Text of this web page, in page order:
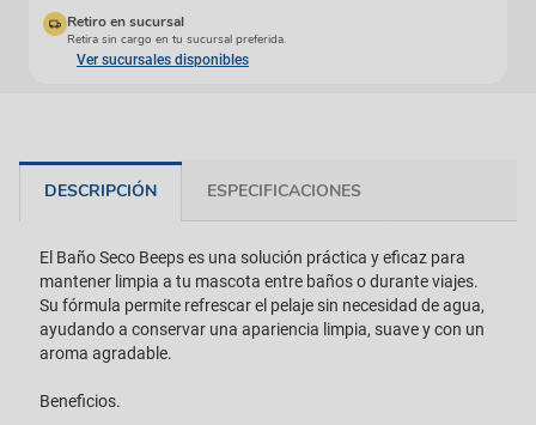
Retiro en sucursal
Retira sin cargo en tu sucursal preferida.
Ver sucursales disponibles
DESCRIPCIÓN ESPECIFICACIONES
El Baño Seco Beeps es una solución práctica y eficaz para
mantener limpia a tu mascota entre baños o durante viajes.
Su fórmula permite refrescar el pelaje sin necesidad de agua,
ayudando a conservar una apariencia limpia, suave y con un
aroma agradable.
Beneficios.